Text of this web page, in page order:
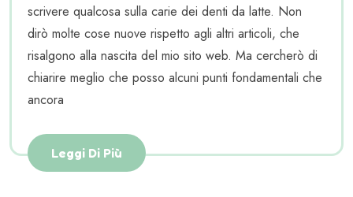
scrivere qualcosa sulla carie dei denti da latte. Non
dirò molte cose nuove rispetto agli altri articoli, che
risalgono alla nascita del mio sito web. Ma cercherò di
chiarire meglio che posso alcuni punti fondamentali che
ancora
Leggi Di Più